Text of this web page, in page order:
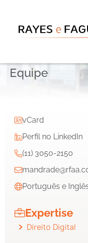
Equipe
vCard
Perfil no LinkedIn
(11) 3050-2150
Português e
Expertise
Direito Digital